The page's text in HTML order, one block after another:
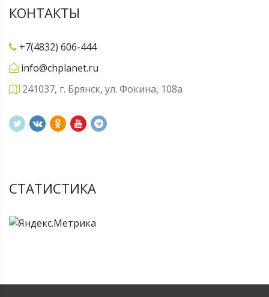
КОНТАКТЫ
+7(4832) 606-444
info@chplanet.ru
241037, г. Брянск, ул. Фокина, 108а
СТАТИСТИКА